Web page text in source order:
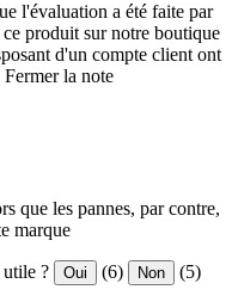
l'évaluation a été faite par
produit sur notre boutique
d'un compte client ont
Fermer la note
que les pannes, par contre,
marque
utile ? Oui (6) Non (5)